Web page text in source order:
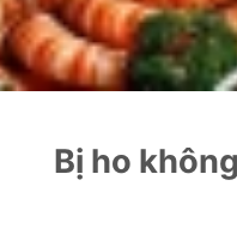
Bị ho